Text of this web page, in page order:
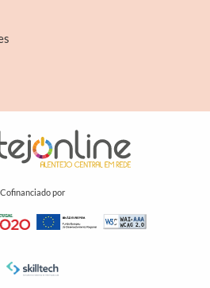
Cofinanciado por